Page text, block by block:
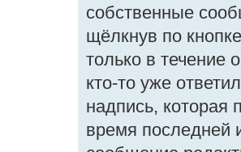
собственные
щёлкнув по
только в течение
кто-то уже
надпись, которая
время последней